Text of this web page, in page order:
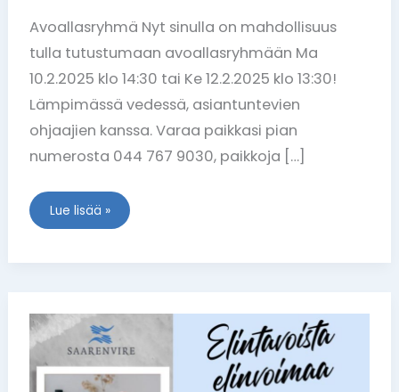
Avoallasryhmä Nyt sinulla on mahdollisuus
tulla tutustumaan avoallasryhmään Ma
10.2.2025 klo 14:30 tai Ke 12.2.2025 klo 13:30!
Lämpimässä vedessä, asiantuntevien
ohjaajien kanssa. Varaa paikkasi pian
numerosta 044 767 9030, paikkoja […]
Lue lisää »
Elintavoista
elinvoimaa